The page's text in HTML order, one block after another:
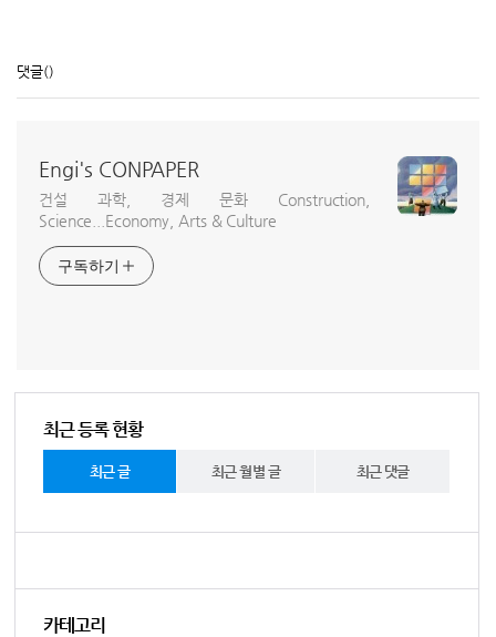
댓글()
Engi's CONPAPER
건설 과학, 경제 문화 Construction,
Science...Economy, Arts & Culture
구독하기
최근 등록 현황
최근 글 최근 월별 글 최근 댓글
카테고리